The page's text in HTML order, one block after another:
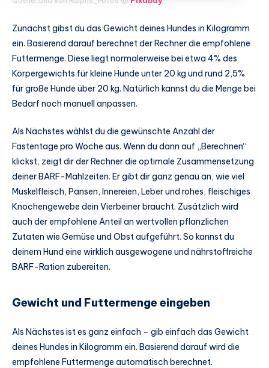
Zunächst gibst du das Gewicht deines Hundes in Kilogramm
ein. Basierend darauf berechnet der Rechner die empfohlene
Futtermenge. Diese liegt normalerweise bei etwa 4% des
Körpergewichts für kleine Hunde unter 20 kg und rund 2,5%
für große Hunde über 20 kg. Natürlich kannst du die Menge bei
Bedarf noch manuell anpassen.
Als Nächstes wählst du die gewünschte Anzahl der
Fastentage pro Woche aus. Wenn du dann auf „Berechnen“
klickst, zeigt dir der Rechner die optimale Zusammensetzung
deiner BARF-Mahlzeiten. Er gibt dir ganz genau an, wie viel
Muskelfleisch, Pansen, Innereien, Leber und rohes, fleischiges
Knochengewebe dein Vierbeiner braucht. Zusätzlich wird
auch der empfohlene Anteil an wertvollen pflanzlichen
Zutaten wie Gemüse und Obst aufgeführt. So kannst du
deinem Hund eine wirklich ausgewogene und nährstoffreiche
BARF-Ration zubereiten.
Gewicht und Futtermenge eingeben
Als Nächstes ist es ganz einfach – gib einfach das Gewicht
deines Hundes in Kilogramm ein. Basierend darauf wird die
empfohlene Futtermenge automatisch berechnet.